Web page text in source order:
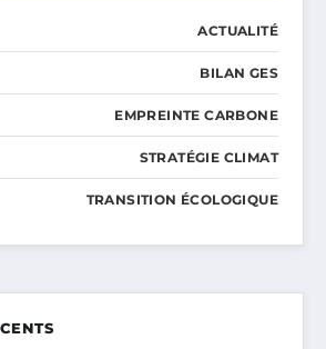
ACTUALITÉ
BILAN GES
EMPREINTE CARBONE
STRATÉGIE CLIMAT
TRANSITION ÉCOLOGIQUE